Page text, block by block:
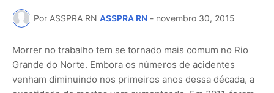
Por ASSPRA RN ASSPRA RN - novembro 30, 2015
Morrer no trabalho tem se tornado mais comum no Rio
Grande do Norte. Embora os números de acidentes
venham diminuindo nos primeiros anos dessa década, a